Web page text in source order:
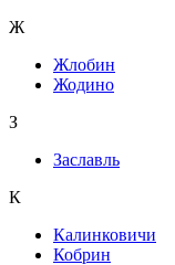
Ж
Жлобин
Жодино
З
Заславль
К
Калинковичи
Кобрин